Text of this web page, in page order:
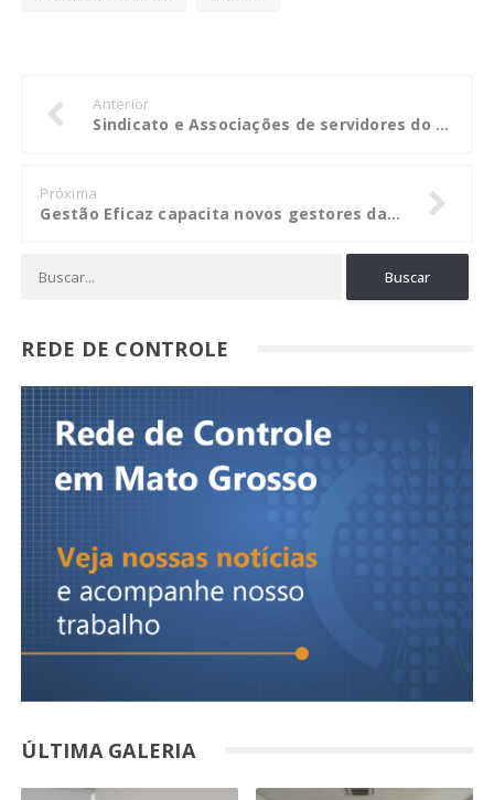
Anterior
Sindicato e Associações de servidores do TCE-MT aderem à paralisação nacional
Próxima
Gestão Eficaz capacita novos gestores da região de Rondonópolis
REDE DE CONTROLE
ÚLTIMA GALERIA